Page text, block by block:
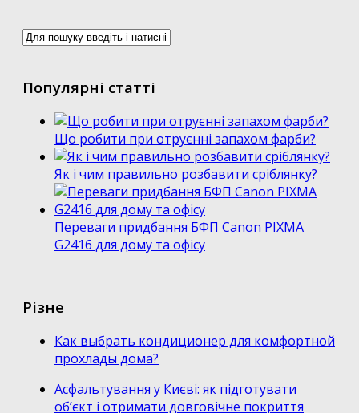
Популярні статті
Що робити при отруєнні запахом фарби?
Як і чим правильно розбавити сріблянку?
Переваги придбання БФП Canon PIXMA
G2416 для дому та офісу
Різне
Как выбрать кондиционер для комфортной
прохлады дома?
Асфальтування у Києві: як підготувати
об’єкт і отримати довговічне покриття